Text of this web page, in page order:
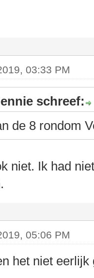
03:33 PM
schreef:
de 8 rondom
niet. Ik had
05:06 PM
het niet eerlijk